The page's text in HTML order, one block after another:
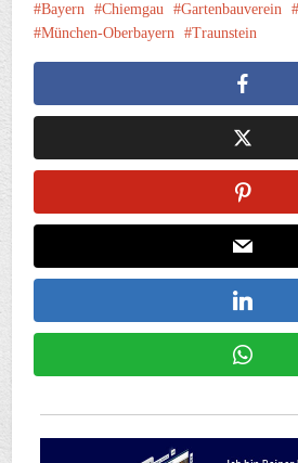
Bayern Chiemgau Gartenbauverein
München-Oberbayern
Traunstein